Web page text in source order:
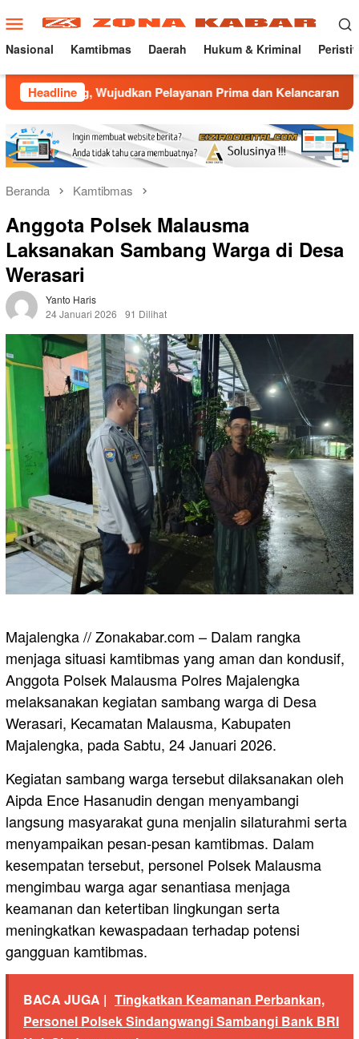
ke
konten
Menu
Mobile
Nasional Kamtibmas Daerah Hukum & Kriminal
Headline
Wujudkan Pelayanan Prima dan Kelancaran Lalu Lintas
Beranda Kamtibmas
Anggota Polsek Malausma
Laksanakan Sambang Warga di Desa
Werasari
Yanto Haris
24 Januari 2026
91 Dilihat
Majalengka // Zonakabar.com – Dalam rangka
menjaga situasi kamtibmas yang aman dan kondusif,
Anggota Polsek Malausma Polres Majalengka
melaksanakan kegiatan sambang warga di Desa
Werasari, Kecamatan Malausma, Kabupaten
Majalengka, pada Sabtu, 24 Januari 2026.
Kegiatan sambang warga tersebut dilaksanakan oleh
Aipda Ence Hasanudin dengan menyambangi
langsung masyarakat guna menjalin silaturahmi serta
menyampaikan pesan-pesan kamtibmas. Dalam
kesempatan tersebut, personel Polsek Malausma
mengimbau warga agar senantiasa menjaga
keamanan dan ketertiban lingkungan serta
meningkatkan kewaspadaan terhadap potensi
gangguan kamtibmas.
BACA JUGA | Tingkatkan Keamanan Perbankan,
Personel Polsek Sindangwangi Sambangi Bank BRI